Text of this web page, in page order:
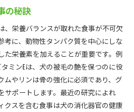
の秘訣
、栄養バランスが取れた食事が不可欠
考に、動物性タンパク質を中心にしな
た栄養素を加えることが重要です。例
ミンEは、犬の被毛の艶を保つのに役
ムやリンは骨の強化に必須であり、グ
サポートします。最近の研究によれ
クスを含む食事は犬の消化器官の健康